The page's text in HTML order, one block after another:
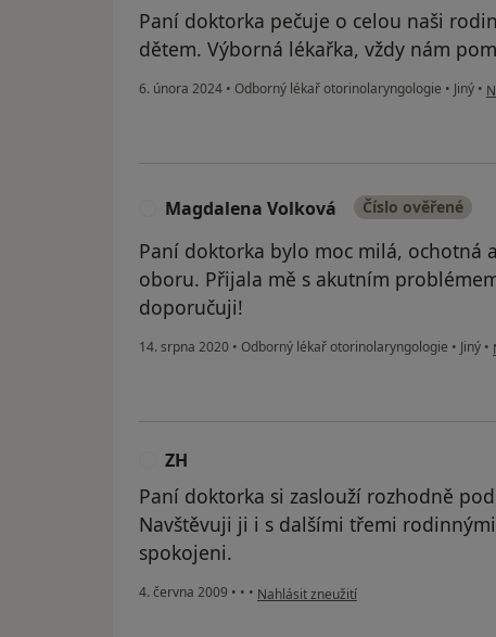
Paní doktorka pečuje o celou naši
dětem. Výborná lékařka, vždy nám
6. února 2024 • Odborný lékař otorinolaryngologie • Jiný •
Magdalena Volková Číslo ověřené
Paní doktorka bylo moc milá, ochotná
oboru. Přijala mě s akutním
doporučuji!
14. srpna 2020 • Odborný lékař otorinolaryngologie • Jiný •
ZH
Paní doktorka si zaslouží rozhodně
Navštěvuji ji i s dalšími třemi
spokojeni.
4. června 2009 • • • podle názoru uživatele ZH
Nahlásit zneužití